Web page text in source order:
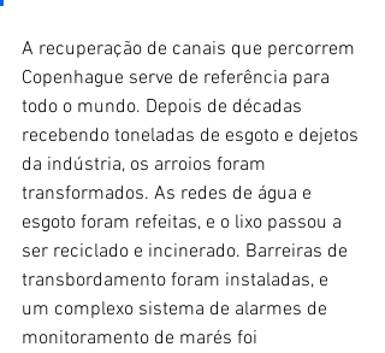
A recuperação de canais que percorrem
Copenhague serve de referência para
todo o mundo. Depois de décadas
recebendo toneladas de esgoto e dejetos
da indústria, os arroios foram
transformados. As redes de água e
esgoto foram refeitas, e o lixo passou a
ser reciclado e incinerado. Barreiras de
transbordamento foram instaladas, e
um complexo sistema de alarmes de
monitoramento de marés foi